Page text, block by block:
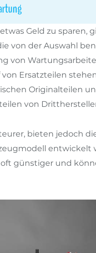
Geld zu sparen,
von der Auswahl
von
Ersatzteilen
Originalteilen
von
bieten jedoch
entwickelt
günstiger und